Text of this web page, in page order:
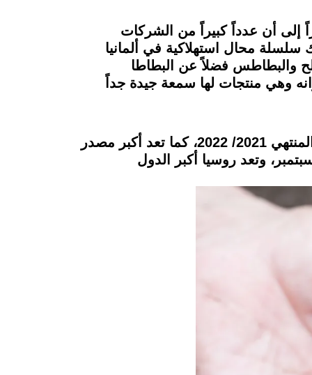
إلى أن عدداً كبيراً من الشركات
سلسلة محال استهلاكية في ألمانيا
والبطاطس فضلاً عن البطاطا
وهي منتجات لها سمعة جيدة جداً
وقامت مصر بتصدير أكثر من 95 سلعة زراعية إلى أكثر من 140 دولة حول العالم خلال الموسم المنتهي 2021/ 2022، كما تعد أكبر مصدر
المنتهي في سبتمبر، وتعد روسيا أكبر الدول